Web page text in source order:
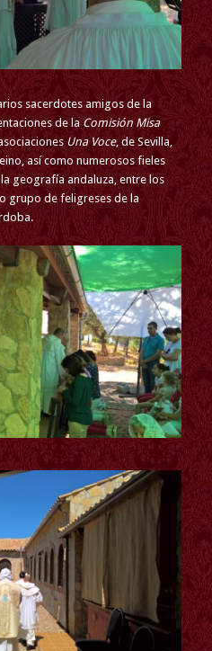
sacerdotes amigos de la
de la Comisión Misa
Una Voce, de Sevilla,
así como numerosos fieles
geografía andaluza, entre los
grupo de feligreses de la